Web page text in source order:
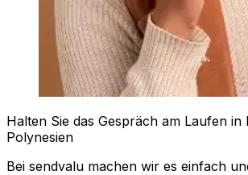
Halten Sie das Gespräch am Laufen in
Polynesien
Bei sendvalu machen wir es einfach